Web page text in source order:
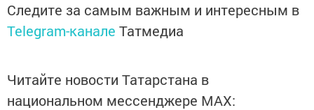
Следите за самым важным и интересным в
Telegram-канале Татмедиа
Читайте новости Татарстана в
национальном мессенджере MАХ: